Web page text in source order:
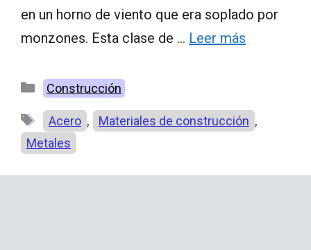
en un horno de viento que era soplado por
monzones. Esta clase de … Leer más
Categorías
Construcción
Etiquetas
Acero , Materiales de construcción ,
Metales